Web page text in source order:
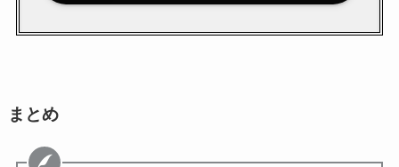
まとめ